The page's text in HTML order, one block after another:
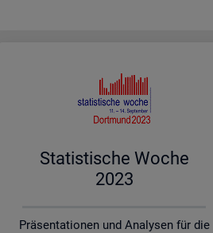
Sta­tis­ti­sche Woche
2023
Präsentationen und Analysen für die